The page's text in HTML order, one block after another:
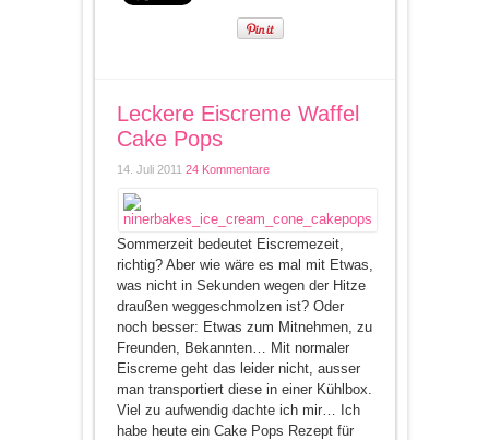
Leckere Eiscreme Waffel
Cake Pops
14. Juli 2011 24 Kommentare
Sommerzeit bedeutet Eiscremezeit,
richtig? Aber wie wäre es mal mit Etwas,
was nicht in Sekunden wegen der Hitze
draußen weggeschmolzen ist? Oder
noch besser: Etwas zum Mitnehmen, zu
Freunden, Bekannten… Mit normaler
Eiscreme geht das leider nicht, ausser
man transportiert diese in einer Kühlbox.
Viel zu aufwendig dachte ich mir… Ich
habe heute ein Cake Pops Rezept für